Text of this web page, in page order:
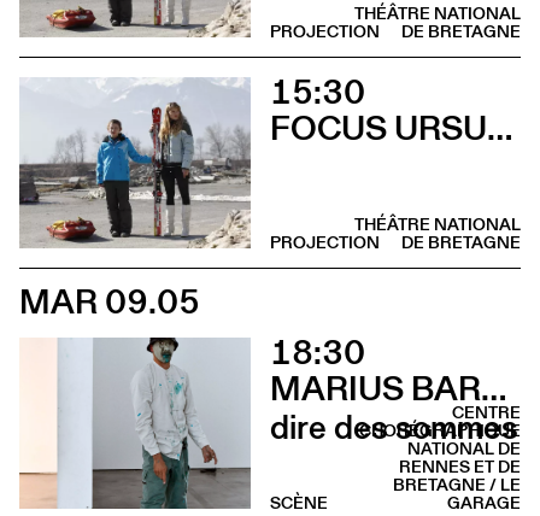
THÉÂTRE NATIONAL
DE BRETAGNE
PROJECTION
15:30
FOCUS URSULA MEIER
THÉÂTRE NATIONAL
DE BRETAGNE
PROJECTION
MAR 09.05
18:30
MARIUS BARTHAUX
dire des sommes
CENTRE
CHORÉGRAPHIQUE
NATIONAL DE
RENNES ET DE
BRETAGNE / LE
GARAGE
SCÈNE